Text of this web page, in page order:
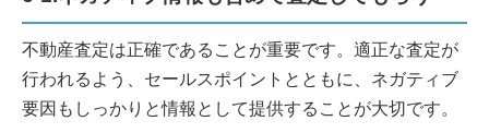
不動産査定は正確であることが重要です。適正な査定が
行われるよう、セールスポイントとともに、ネガティブ
要因もしっかりと情報として提供することが大切です。